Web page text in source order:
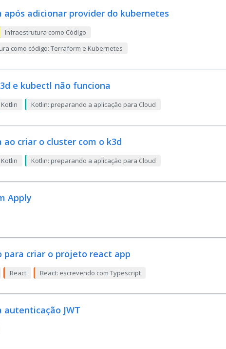
após adicionar provider do kubernetes
Infraestrutura como Código
como código: Terraform e Kubernetes
e kubectl não funciona
Kotlin Kotlin: preparando a aplicação para Cloud
ao criar o cluster com o k3d
Kotlin Kotlin: preparando a aplicação para Cloud
Apply
para criar o projeto react app
React React: escrevendo com Typescript
autenticação JWT